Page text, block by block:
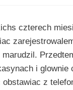
czterech
i glownie
z